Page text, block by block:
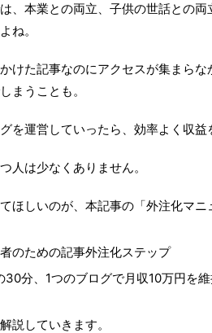
、本業との両立、子供の世話との
ね。
けた記事なのにアクセスが集まら
まうことも。
を運営していったら、効率よく収益
人は少なくありません。
ほしいのが、本記事の「外注化マニ
のための記事外注化ステップ
30分、1つのブログで月収10万円を
説していきます。